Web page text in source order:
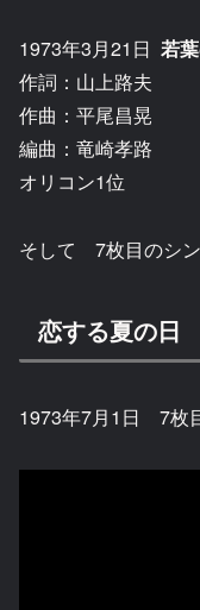
1973年3月21日 若
作詞：山上路夫
作曲：平尾昌晃
編曲：竜崎孝路
オリコン1位
そして 7枚目のシ
恋する夏の日
1973年7月1日 7枚